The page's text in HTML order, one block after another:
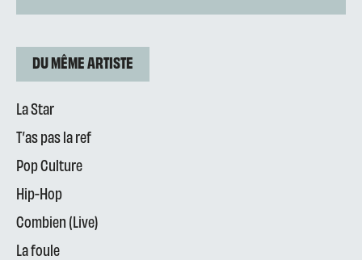
DU MÊME ARTISTE
La Star
T’as pas la ref
Pop Culture
Hip-Hop
Combien (Live)
La foule